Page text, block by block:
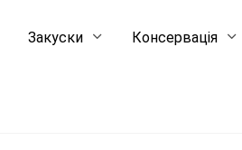
Закуски Консервація